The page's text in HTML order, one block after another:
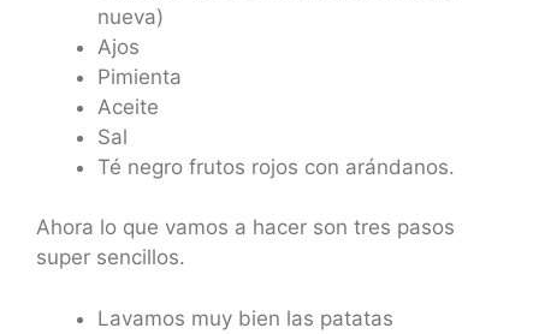
nueva)
Ajos
Pimienta
Aceite
Sal
Té negro frutos rojos con arándanos.
Ahora lo que vamos a hacer son tres pasos
super sencillos.
Lavamos muy bien las patatas